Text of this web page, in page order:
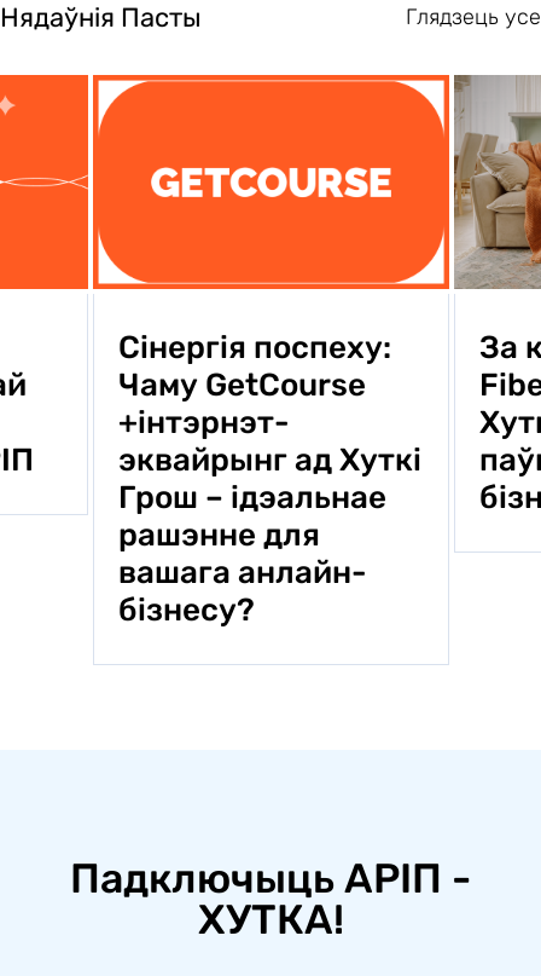
Нядаўнія Пасты Глядзець усе
Сінергія поспеху:
Чаму GetCourse
+інтэрнэт-
эквайрынг ад Хуткi
Грош – ідэальнае
рашэнне для
вашага анлайн-
бізнесу?
За
Падключыць АРIП -
ХУТКА!